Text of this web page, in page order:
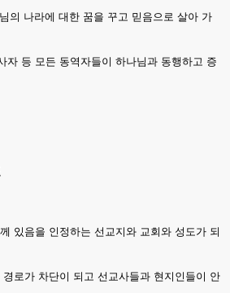
의 나라에 대한 꿈을 꾸고 믿음으로 살아 가
자 등 모든 동역자들이 하나님과 동행하고 증
있음을 인정하는 선교지와 교회와 성도가 되
경로가 차단이 되고 선교사들과 현지인들이 안